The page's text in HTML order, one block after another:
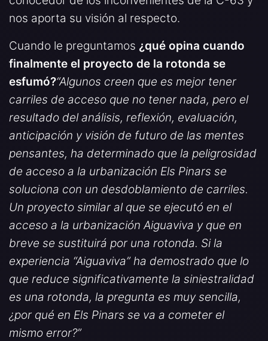
nos aporta su visión al respecto.
Cuando le preguntamos ¿qué opina cuando
finalmente el proyecto de la rotonda se
esfumó?“Algunos creen que es mejor tener
carriles de acceso que no tener nada, pero el
resultado del análisis, reflexión, evaluación,
anticipación y visión de futuro de las mentes
pensantes, ha determinado que la peligrosidad
de acceso a la urbanización Els Pinars se
soluciona con un desdoblamiento de carriles.
Un proyecto similar al que se ejecutó en el
acceso a la urbanización Aiguaviva y que en
breve se sustituirá por una rotonda. Si la
experiencia “Aiguaviva” ha demostrado que lo
que reduce significativamente la siniestralidad
es una rotonda, la pregunta es muy sencilla,
¿por qué en Els Pinars se va a cometer el
mismo error?”